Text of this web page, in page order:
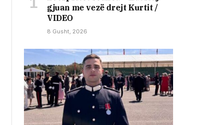
gjuan me vezë drejt Kurtit /
VIDEO
8 Gusht, 2026